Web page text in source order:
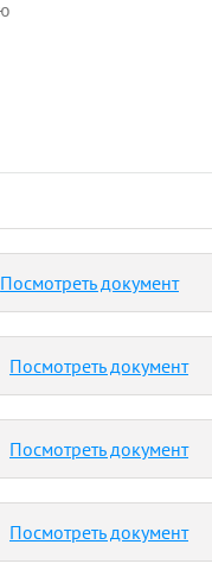
Посмотреть документ
Посмотреть документ
Посмотреть документ
Посмотреть документ